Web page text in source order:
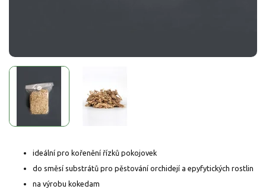
ideální pro kořenění řízků pokojovek
do směsí substrátů pro pěstování orchidejí a epyfytických rostlin
na výrobu kokedam